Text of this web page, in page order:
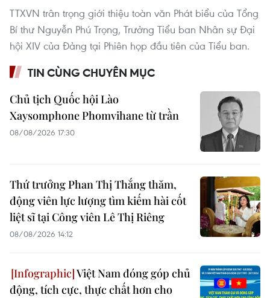
TTXVN trân trọng giới thiệu toàn văn Phát biểu của Tổng
Bí thư Nguyễn Phú Trọng, Trưởng Tiểu ban Nhân sự Đại
hội XIV của Đảng tại Phiên họp đầu tiên của Tiểu ban.
TIN CÙNG CHUYÊN MỤC
Chủ tịch Quốc hội Lào
Xaysomphone Phomvihane từ trần
08/08/2026 17:30
Thứ trưởng Phan Thị Thắng thăm,
động viên lực lượng tìm kiếm hài cốt
liệt sĩ tại Công viên Lê Thị Riêng
08/08/2026 14:12
Việt Nam đóng góp chủ
động, tích cực, thực chất hơn cho